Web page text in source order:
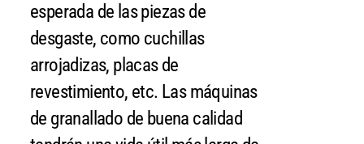
esperada de las piezas de
desgaste, como cuchillas
arrojadizas, placas de
revestimiento, etc. Las máquinas
de granallado de buena calidad